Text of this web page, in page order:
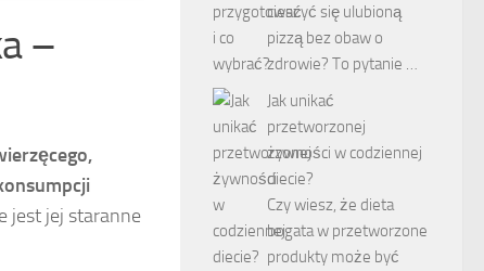
–
jest jej staranne
cieszyć się ulubioną
pizzą bez obaw o
zdrowie? To pytanie …
Jak unikać
przetworzonej
żywności w codziennej
diecie?
Czy wiesz, że dieta
bogata w przetworzone
produkty może być